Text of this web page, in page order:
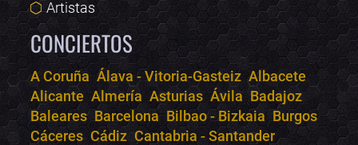
Artistas
CONCIERTOS
A Coruña Álava - Vitoria-Gasteiz Albacete
Alicante Almería Asturias Ávila Badajoz
Baleares Barcelona Bilbao - Bizkaia Burgos
Cáceres Cádiz Cantabria - Santander
Bololoco · conciertos.club
Online · Te ayudo a encontrar conciertos